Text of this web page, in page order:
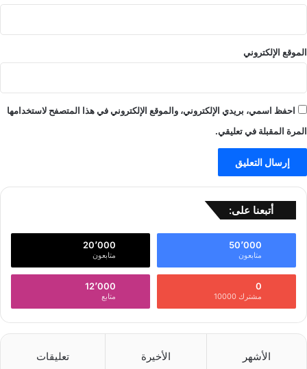
الموقع الإلكتروني
احفظ اسمي، بريدي الإلكتروني، والموقع الإلكتروني في هذا المتصفح لاستخدامها
المرة المقبلة في تعليقي.
أتبعنا على:
50٬000
متابعون
20٬000
متابعون
0
مشترك 10000
12٬000
متابع
الأشهر الأخيرة تعليقات